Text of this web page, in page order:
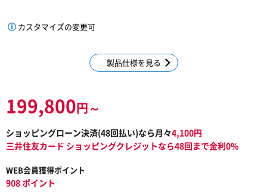
カスタマイズの変更可
製品仕様を見る
199,800円～
ショッピングローン決済(48回払い)なら月々4,100円
三井住友カード ショッピングクレジットなら48回まで金利0%
WEB会員獲得ポイント
908 ポイント